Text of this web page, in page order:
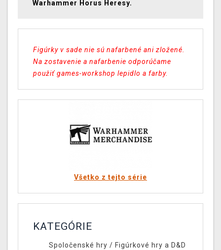
Warhammer Horus Heresy.
Figúrky v sade nie sú nafarbené ani zložené.
Na zostavenie a nafarbenie odporúčame
použiť games-workshop lepidlo a farby.
Všetko z tejto série
KATEGÓRIE
Spoločenské hry / Figúrkové hry a D&D